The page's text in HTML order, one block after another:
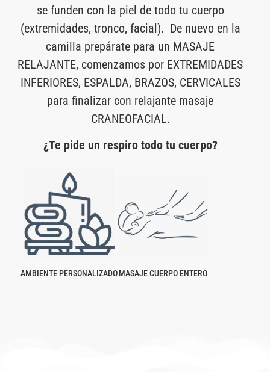
se funden con la piel de todo tu cuerpo
(extremidades, tronco, facial). De nuevo en la
camilla prepárate para un MASAJE
RELAJANTE, comenzamos por EXTREMIDADES
INFERIORES, ESPALDA, BRAZOS, CERVICALES
para finalizar con relajante masaje
CRANEOFACIAL.
¿Te pide un respiro todo tu cuerpo?
AMBIENTE PERSONALIZADOMASAJE CUERPO ENTERO